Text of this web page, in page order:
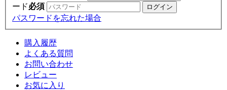
ード必須
パスワードを忘れた場合
購入履歴
よくある質問
お問い合わせ
レビュー
お気に入り